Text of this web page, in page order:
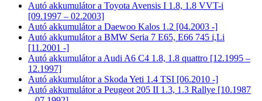
Autó akkumulátor a Toyota Avensis I 1.8, 1.8 VVT-i
[09.1997 – 02.2003]
Autó akkumulátor a Daewoo Kalos 1.2 [04.2003 -]
Autó akkumulátor a BMW Seria 7 E65, E66 745 i,Li
[11.2001 -]
Autó akkumulátor a Audi A6 C4 1.8, 1.8 quattro [12.1995 –
12.1997]
Autó akkumulátor a Skoda Yeti 1.4 TSI [06.2010 -]
Autó akkumulátor a Peugeot 205 II 1.3, 1.3 Rallye [10.1987